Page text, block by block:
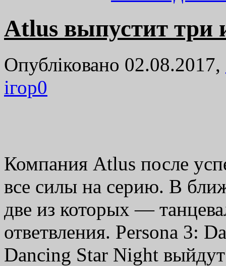
Atlus выпустит три
Опубліковано 02.08.2017,
ігор0
Компания Atlus после
все силы на серию. В
две из которых —
ответвления. Persona 3:
Dancing Star Night